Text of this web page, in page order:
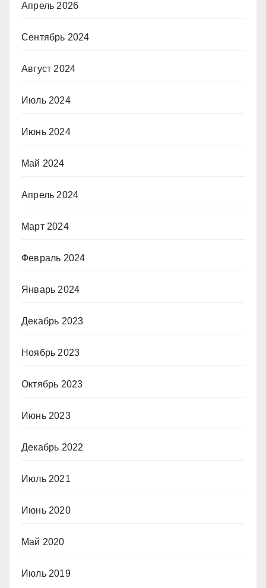
Апрель 2026
Сентябрь 2024
Август 2024
Июль 2024
Июнь 2024
Май 2024
Апрель 2024
Март 2024
Февраль 2024
Январь 2024
Декабрь 2023
Ноябрь 2023
Октябрь 2023
Июнь 2023
Декабрь 2022
Июль 2021
Июнь 2020
Май 2020
Июль 2019